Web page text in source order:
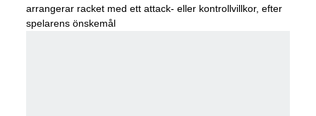
arrangerar racket med ett attack- eller kontrollvillkor, efter
spelarens önskemål